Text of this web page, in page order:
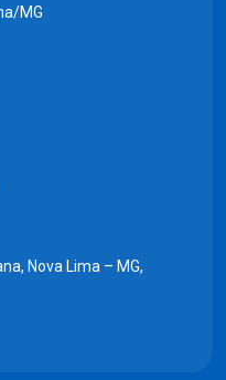
MG
Nova Lima – MG,